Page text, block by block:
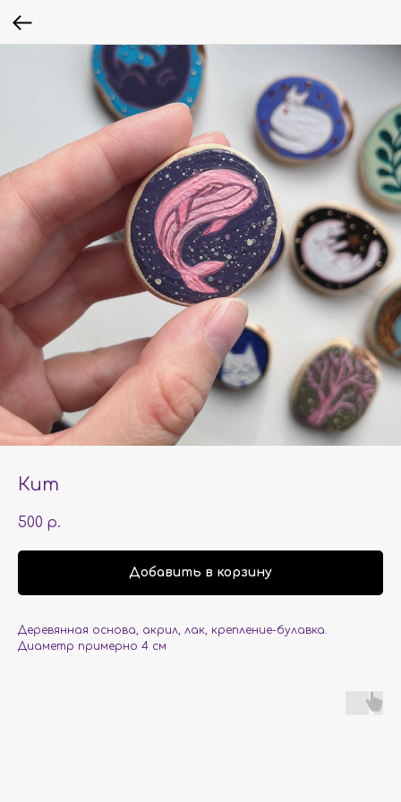
Кит
500 р.
Добавить в корзину
Деревянная основа, акрил, лак, крепление-булавка.
Диаметр примерно 4 см